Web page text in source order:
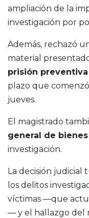
ampliación de la
investigación por
Además, rechazó
material
prisión
plazo que
jueves.
El magistrado
general de bienes
investigación.
La decisión judicial
los delitos
víctimas —que
— y el hallazgo del